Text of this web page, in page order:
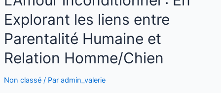
Explorant les liens entre
Parentalité Humaine et
Relation Homme/Chien
Non classé/ Par admin_valerie